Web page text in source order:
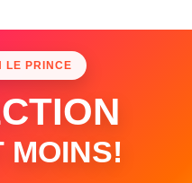
LE PRINCE